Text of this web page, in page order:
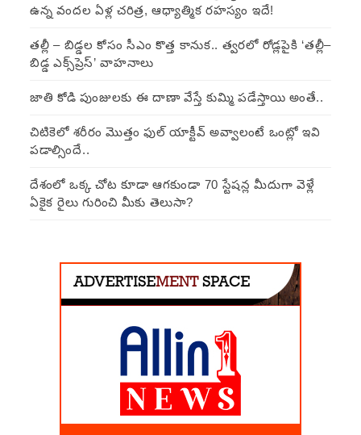
ఉన్న వందల ఏళ్ల చరిత్ర, ఆధ్యాత్మిక రహస్యం ఇదే!
తల్లీ – బిడ్డల కోసం సీఎం కొత్త కానుక.. త్వరలో రోడ్లపైకి ‘తల్లీ–
బిడ్డ ఎక్స్‌ప్రెస్’ వాహనాలు
జాతి కోడి పుంజులకు ఈ దాణా వేస్తే కుమ్మి పడేస్తాయి అంతే..
చిటికెలో శరీరం మొత్తం ఫుల్ యాక్టీవ్ అవ్వాలంటే ఒంట్లో ఇవి
పడాల్సిందే..
దేశంలో ఒక్క చోట కూడా ఆగకుండా 70 స్టేషన్ల మీదుగా వెళ్లే
ఏకైక రైలు గురించి మీకు తెలుసా?